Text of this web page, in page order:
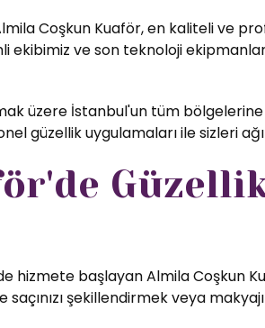
Coşkun Kuaför, en kaliteli ve
ve son teknoloji
üzere İstanbul'un tüm
güzellik uygulamaları ile sizleri
Güzellik
başlayan Almila Coşkun
şekillendirmek veya